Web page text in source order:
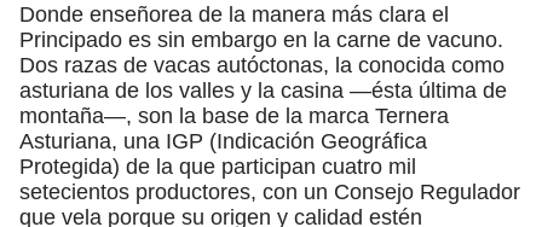
Donde enseñorea de la manera más clara el
Principado es sin embargo en la carne de vacuno.
Dos razas de vacas autóctonas, la conocida como
asturiana de los valles y la casina —ésta última de
montaña—, son la base de la marca Ternera
Asturiana, una IGP (Indicación Geográfica
Protegida) de la que participan cuatro mil
setecientos productores, con un Consejo Regulador
que vela porque su origen y calidad estén